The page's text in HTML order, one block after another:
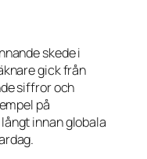
skede i
gick från
siffror och
på
innan globala